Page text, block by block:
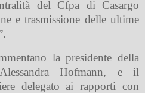
del Cfpa di Casargo
e trasmissione delle ultime
la presidente della
Hofmann, e il
delegato ai rapporti con